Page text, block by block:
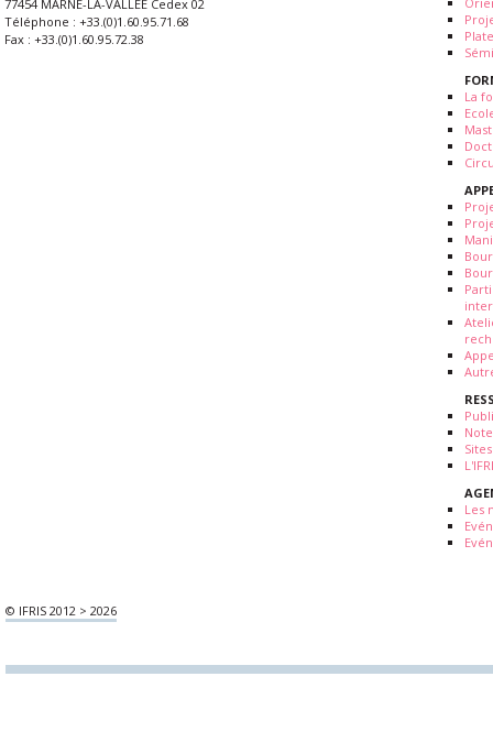
77454 MARNE-LA-VALLÉE Cedex 02
Téléphone : +33.(0)1.60.95.71.68
Fax : +33.(0)1.60.95.72.38
La
Les
© IFRIS 2012 > 2026